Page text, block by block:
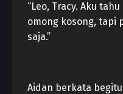
“Leo, Tracy. Aku
omong kosong, tapi
saja.”
Aidan berkata